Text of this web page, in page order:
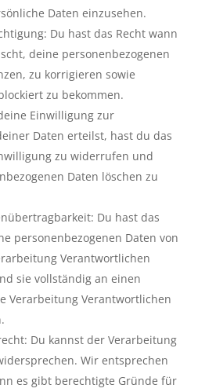
Daten einzusehen.
Du hast das Recht wann
deine personenbezogenen
zu korrigieren sowie
zu bekommen.
Einwilligung zur
Daten erteilst, hast du das
zu widerrufen und
Daten löschen zu
Du hast das
personenbezogenen Daten von
Verantwortlichen
sie vollständig an einen
Verarbeitung Verantwortlichen
Du kannst der Verarbeitung
Wir entsprechen
es gibt berechtigte Gründe für